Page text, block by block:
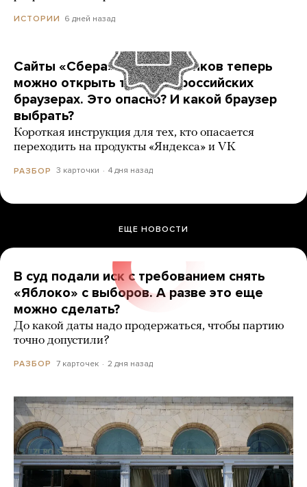
ИСТОРИИ 6 дней назад
Сайты «Сбера» и других банков теперь
можно открыть только в российских
браузерах. Это опасно? И какой браузер
выбрать?
Короткая инструкция для тех, кто опасается
переходить на продукты «Яндекса» и VK
РАЗБОР 3 карточки 4 дня назад
ЕЩЕ НОВОСТИ
В суд подали иск с требованием снять
«Яблоко» с выборов. А разве это еще
можно сделать?
До какой даты надо продержаться, чтобы партию
точно допустили?
РАЗБОР 7 карточек 2 дня назад